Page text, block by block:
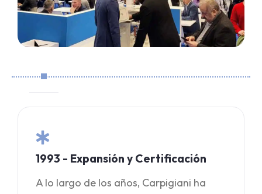
1993 - Expansión y Certificación
A lo largo de los años, Carpigiani ha